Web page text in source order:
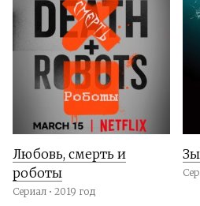
Любовь, смерть и
роботы
Сериал • 2019 год